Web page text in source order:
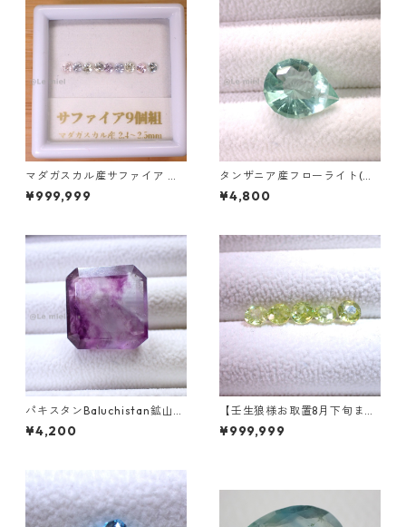
マダガスカル産サファイア ル
ース 9個組 2.4～2.5mm
¥999,999
タンザニア産フローライト(蛍
光) ペアシェイプカットルース
5.46ct 13.8mm*10.8mm*7.0
¥4,800
パキスタンBaluchistan鉱山産
フローライト スクエアカット
ルース 34.4ct 20 x 19.6 x 11
¥4,200
【壬生狼様お取置8月下旬ま
で】マダガスカル産スフェー
ン ラウンドカットルース 0.45
¥999,999